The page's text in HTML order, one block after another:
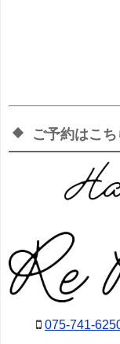
ご予約はこち
075-741-